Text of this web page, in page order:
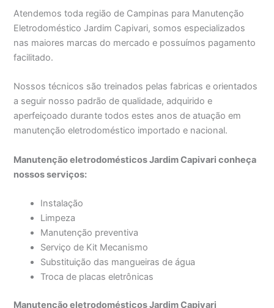
Atendemos toda região de Campinas para Manutenção
Eletrodoméstico Jardim Capivari, somos especializados
nas maiores marcas do mercado e possuímos pagamento
facilitado.
Nossos técnicos são treinados pelas fabricas e orientados
a seguir nosso padrão de qualidade, adquirido e
aperfeiçoado durante todos estes anos de atuação em
manutenção eletrodoméstico importado e nacional.
Manutenção eletrodomésticos Jardim Capivari conheça
nossos serviços:
Instalação
Limpeza
Manutenção preventiva
Serviço de Kit Mecanismo
Substituição das mangueiras de água
Troca de placas eletrônicas
Manutenção eletrodomésticos Jardim Capivari